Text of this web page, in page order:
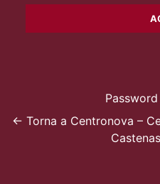
← Torna a Centronova –